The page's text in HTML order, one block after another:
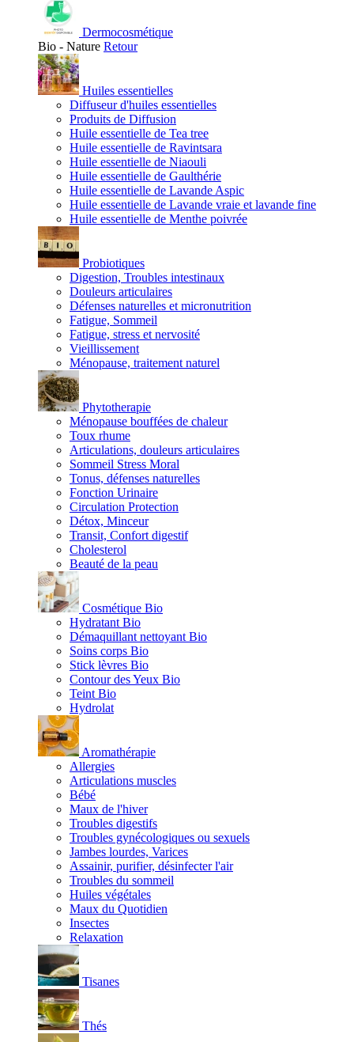
Dermocosmétique
Bio - Nature Retour
Huiles essentielles
Diffuseur d'huiles essentielles
Produits de Diffusion
Huile essentielle de Tea tree
Huile essentielle de Ravintsara
Huile essentielle de Niaouli
Huile essentielle de Gaulthérie
Huile essentielle de Lavande Aspic
Huile essentielle de Lavande vraie et lavande fine
Huile essentielle de Menthe poivrée
Probiotiques
Digestion, Troubles intestinaux
Douleurs articulaires
Défenses naturelles et micronutrition
Fatigue, Sommeil
Fatigue, stress et nervosité
Vieillissement
Ménopause, traitement naturel
Phytotherapie
Ménopause bouffées de chaleur
Toux rhume
Articulations, douleurs articulaires
Sommeil Stress Moral
Tonus, défenses naturelles
Fonction Urinaire
Circulation Protection
Détox, Minceur
Transit, Confort digestif
Cholesterol
Beauté de la peau
Cosmétique Bio
Hydratant Bio
Démaquillant nettoyant Bio
Soins corps Bio
Stick lèvres Bio
Contour des Yeux Bio
Teint Bio
Hydrolat
Aromathérapie
Allergies
Articulations muscles
Bébé
Maux de l'hiver
Troubles digestifs
Troubles gynécologiques ou sexuels
Jambes lourdes, Varices
Assainir, purifier, désinfecter l'air
Troubles du sommeil
Huiles végétales
Maux du Quotidien
Insectes
Relaxation
Tisanes
Thés